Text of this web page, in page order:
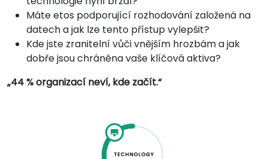
Máte etos podporující rozhodování založená na
datech a jak lze tento přístup vylepšit?
Kde jste zranitelní vůči vnějším hrozbám a jak
dobře jsou chráněna vaše klíčová aktiva?
„44 % organizací neví, kde začít.“